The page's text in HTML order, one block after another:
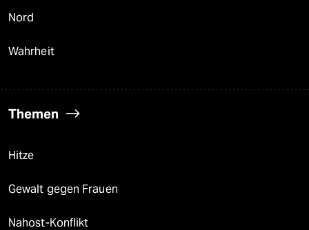
Nord
Wahrheit
Themen
Hitze
Gewalt gegen Frauen
Nahost-Konflikt